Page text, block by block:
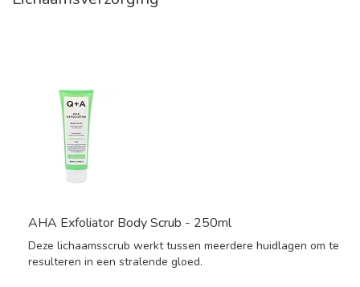
AHA Exfoliator Body Scrub - 250ml
Deze lichaamsscrub werkt tussen meerdere huidlagen om te
resulteren in een stralende gloed.